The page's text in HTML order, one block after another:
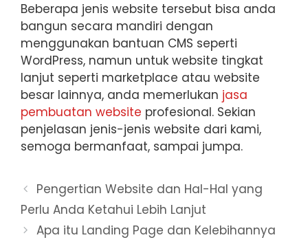
Beberapa jenis website tersebut bisa anda
bangun secara mandiri dengan
menggunakan bantuan CMS seperti
WordPress, namun untuk website tingkat
lanjut seperti marketplace atau website
besar lainnya, anda memerlukan jasa
pembuatan website profesional. Sekian
penjelasan jenis-jenis website dari kami,
semoga bermanfaat, sampai jumpa.
Pengertian Website dan Hal-Hal yang
Perlu Anda Ketahui Lebih Lanjut
Apa itu Landing Page dan Kelebihannya